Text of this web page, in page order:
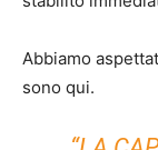
Abbiamo
sono qui.